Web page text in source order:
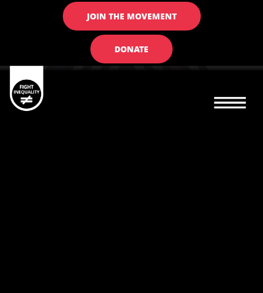
JOIN THE MOVEMENT
DONATE
Main navigation